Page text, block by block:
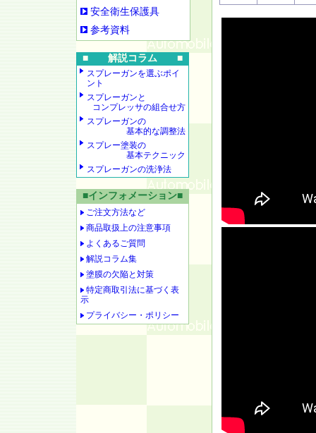
安全衛生保護具
参考資料
■ 解説コラム ■
スプレーガンを選ぶポイ
ント
スプレーガンと
コンプレッサの組合せ方
スプレーガンの
基本的な調整法
スプレー塗装の
基本テクニック
スプレーガンの洗浄法
■インフォメーション■
ご注文方法など
商品取扱上の注意事項
よくあるご質問
解説コラム集
塗膜の欠陥と対策
特定商取引法に基づく表
示
プライバシー・ポリシー